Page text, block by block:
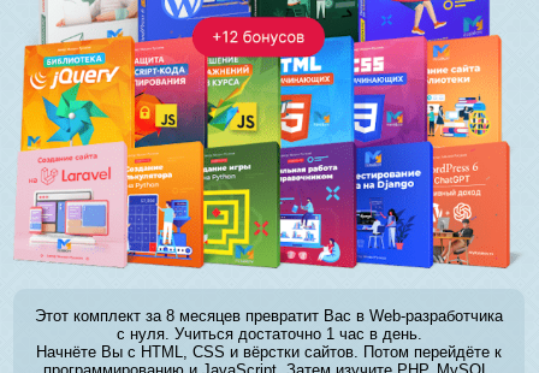
Этот комплект за 8 месяцев превратит Вас в Web-разработчика
с нуля. Учиться достаточно 1 час в день.
Начнёте Вы с HTML, CSS и вёрстки сайтов. Потом перейдёте к